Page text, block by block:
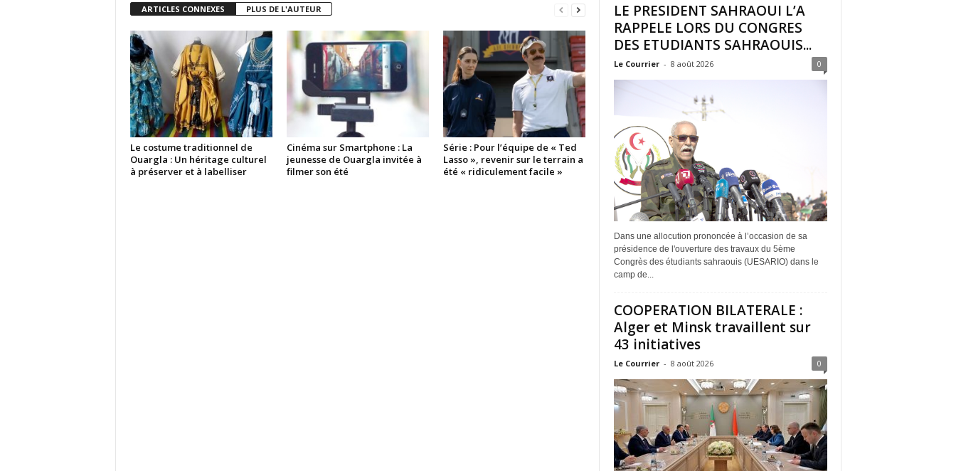
ARTICLES CONNEXES PLUS DE L'AUTEUR
Le costume traditionnel de
Ouargla : Un héritage culturel
à préserver et à labelliser
Cinéma sur Smartphone : La
jeunesse de Ouargla invitée à
filmer son été
Série : Pour l’équipe de « Ted
Lasso », revenir sur le terrain a
été « ridiculement facile »
LE PRESIDENT SAHRAOUI L’A
RAPPELE LORS DU CONGRES
DES ETUDIANTS SAHRAOUIS...
Le Courrier - 8 août 2026 0
Dans une allocution prononcée à l’occasion de sa
présidence de l'ouverture des travaux du 5ème
Congrès des étudiants sahraouis (UESARIO) dans le
camp de...
COOPERATION BILATERALE :
Alger et Minsk travaillent sur
43 initiatives
Le Courrier - 8 août 2026 0